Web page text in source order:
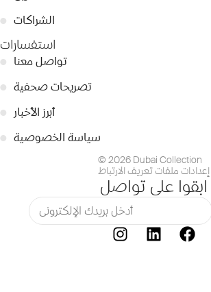
● الشراكات
استفسارات
● تواصل معنا
● تصريحات صحفية
●
أبرز الأخبار
● سياسة الخصوصية
© 2026 Dubai Collection
إعدادات ملفات تعريف الارتباط
ابقوا على تواصل